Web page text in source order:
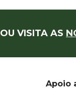
OU VISITA AS
Apoio